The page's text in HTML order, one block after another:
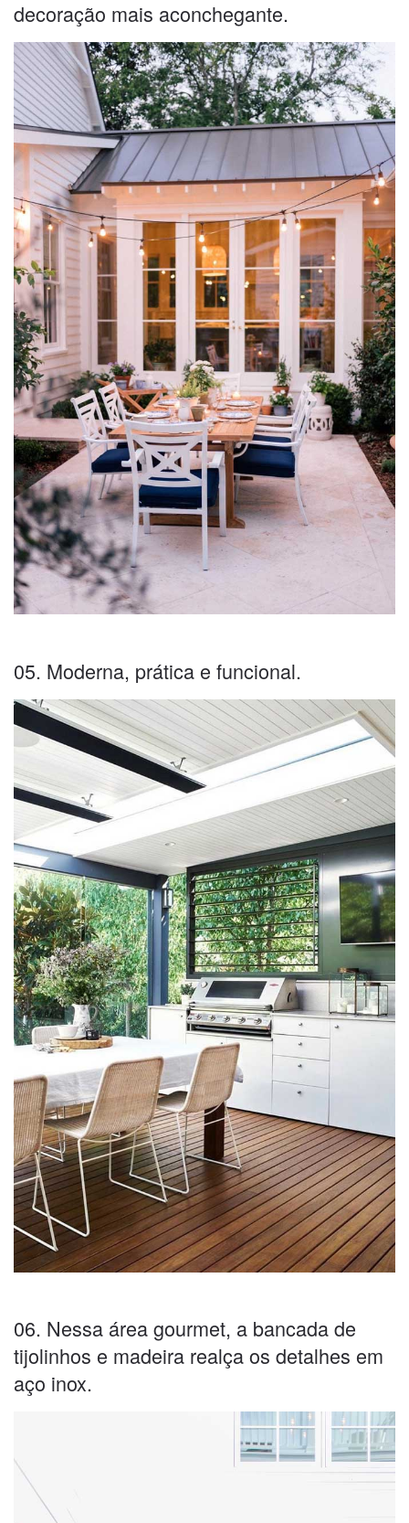
decoração mais aconchegante.
05. Moderna, prática e funcional.
06. Nessa área gourmet, a bancada de
tijolinhos e madeira realça os detalhes em
aço inox.